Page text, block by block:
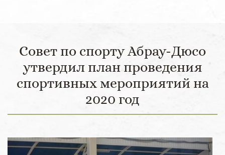
Совет по спорту Абрау-Дюсо
утвердил план проведения
спортивных мероприятий на
2020 год